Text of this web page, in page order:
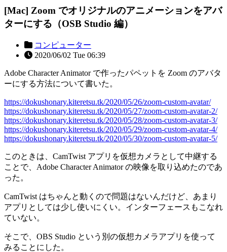
[Mac] Zoom でオリジナルのアニメーションをアバ
ターにする（OSB Studio 編）
コンピューター
2020/06/02 Tue 06:39
Adobe Character Animator で作ったパペットを Zoom のアバタ
ーにする方法について書いた。
https://dokushonary.kiteretsu.tk/2020/05/26/zoom-custom-avatar/
https://dokushonary.kiteretsu.tk/2020/05/27/zoom-custom-avatar-2/
https://dokushonary.kiteretsu.tk/2020/05/28/zoom-custom-avatar-3/
https://dokushonary.kiteretsu.tk/2020/05/29/zoom-custom-avatar-4/
https://dokushonary.kiteretsu.tk/2020/05/30/zoom-custom-avatar-5/
このときは、CamTwist アプリを仮想カメラとして中継する
ことで、Adobe Character Animator の映像を取り込めたのであ
った。
CamTwist はちゃんと動くので問題はないんだけど、あまり
アプリとしては少し使いにくい。インターフェースもこなれ
ていない。
そこで、OBS Studio という別の仮想カメラアプリを使って
みることにした。